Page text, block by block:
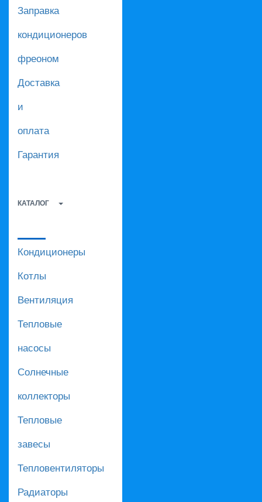
Заправка
кондиционеров
фреоном
Доставка
и
оплата
Гарантия
КАТАЛОГ
Кондиционеры
Котлы
Вентиляция
Тепловые
насосы
Солнечные
коллекторы
Тепловые
завесы
Тепловентиляторы
Радиаторы